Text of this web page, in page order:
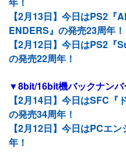
【2月13日】今日はPS2『
ENDERS』の発売23周年！
【2月12日】今日はPS2『
の発売22周年！
▼8bit/16bit機バックナン
【2月14日】今日はSFC『
の発売34周年！
【2月12日】今日はPCエ
年！